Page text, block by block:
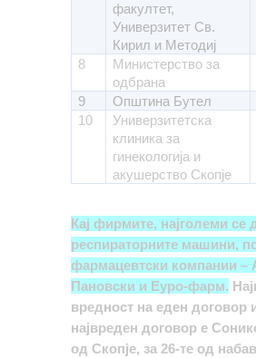
факултет,
Универзитет Св.
Кирил и Методиј
8
Министерство за
одбрана
9 Општина Бутел
10
Универзитетска
клиника за
гинекологија и
акушерство Скопје
Кај фирмите, најголеми се
респираторните машини,
фармацевтски компании –
Пановски и Еуро-фарм.
вредност на еден
највреден договор е
од Скопје, за 26-те од